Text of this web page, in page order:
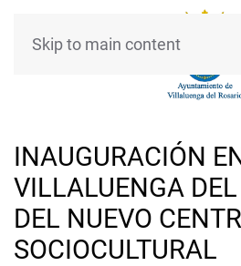
Skip to main content
INAUGURACIÓN
VILLALUENGA
DEL NUEVO
SOCIOCULTURAL